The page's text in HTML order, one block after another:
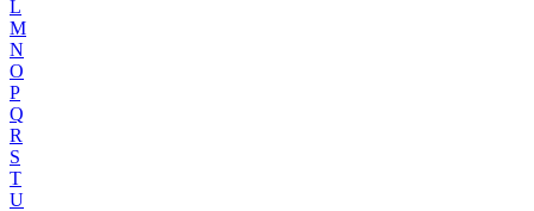
L
M
N
O
P
Q
R
S
T
U